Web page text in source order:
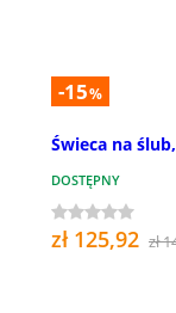
-15%
Świeca na
DOSTĘPNY
zł 125,92 zł